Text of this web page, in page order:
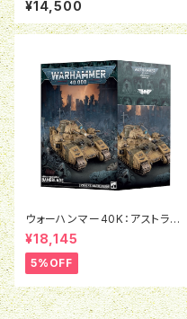
¥14,500
ウォーハンマー40K：アストラ・
ミリタルム：ベインブレイド
¥18,145
5%OFF